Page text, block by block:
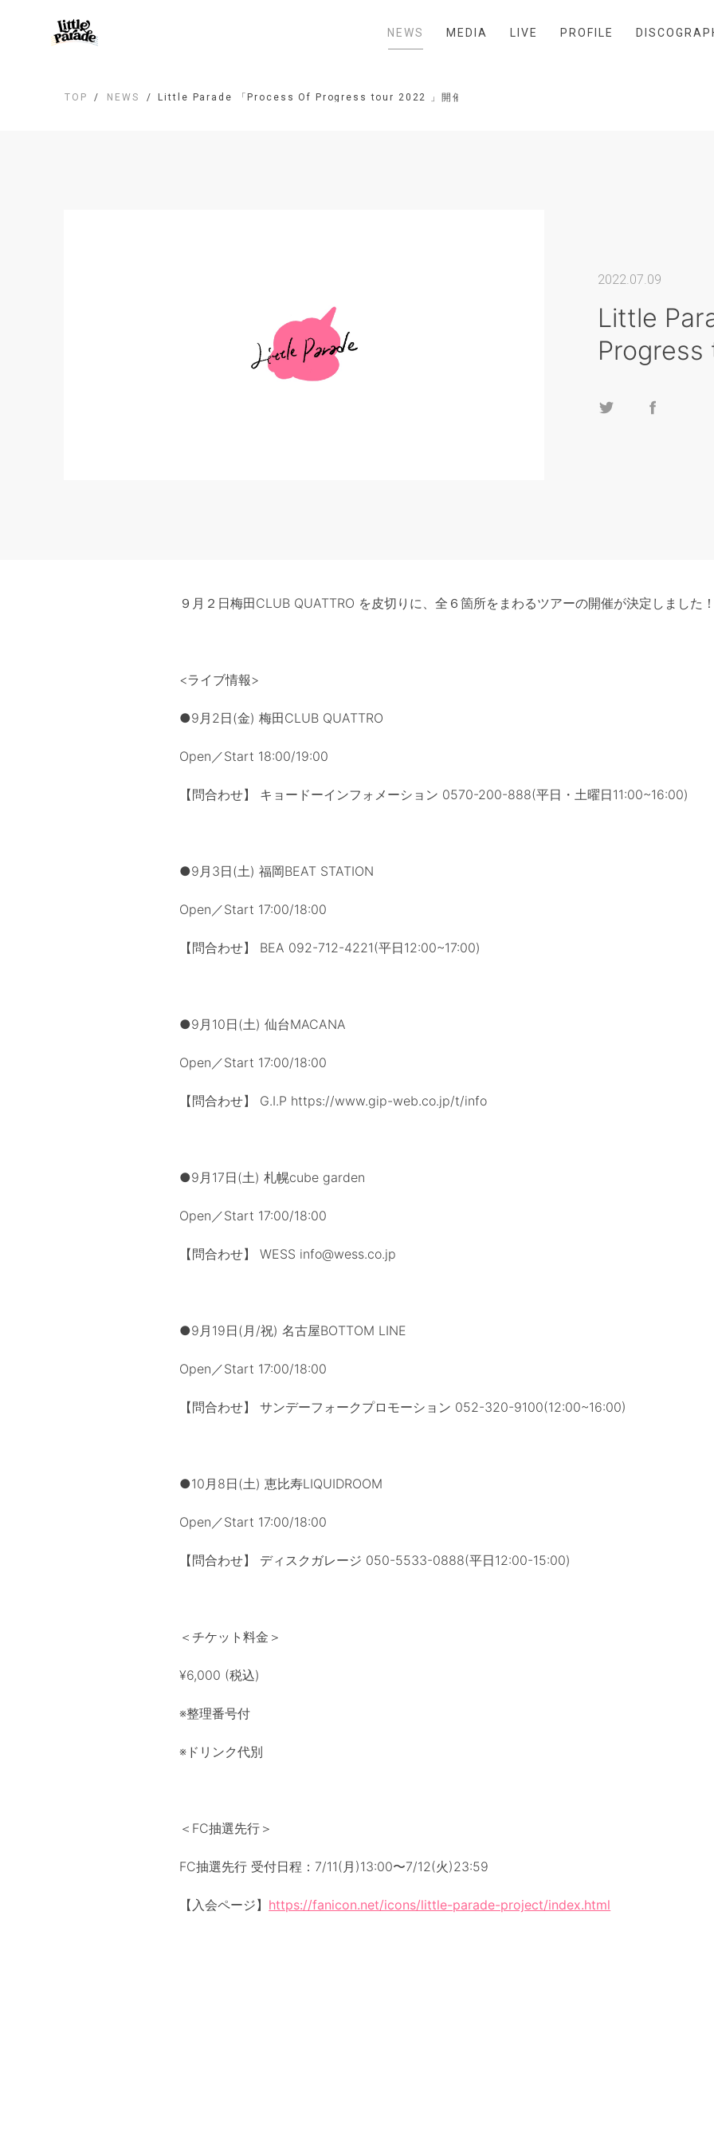
NEWS MEDIA LIVE PROFILE
TOP NEWS Little Parade 「Process Of Progress tour 2022 」開催決定！
2022.07.09
Little
９月２日梅田CLUB QUATTRO を皮切りに、全６箇所をまわるツアーの開催が決定しました
<ライブ情報>
●9月2日(金) 梅田CLUB QUATTRO
Open／Start 18:00/19:00
【問合わせ】 キョードーインフォメーション 0570-200-888(平日・土曜日11:00~16:00)
●9月3日(土) 福岡BEAT STATION
Open／Start 17:00/18:00
【問合わせ】 BEA 092-712-4221(平日12:00~17:00)
●9月10日(土) 仙台MACANA
Open／Start 17:00/18:00
【問合わせ】 G.I.P https://www.gip-web.co.jp/t/info
●9月17日(土) 札幌cube garden
Open／Start 17:00/18:00
【問合わせ】 WESS info@wess.co.jp
●9月19日(月/祝) 名古屋BOTTOM LINE
Open／Start 17:00/18:00
【問合わせ】 サンデーフォークプロモーション 052-320-9100(12:00~16:00)
●10月8日(土) 恵比寿LIQUIDROOM
Open／Start 17:00/18:00
【問合わせ】 ディスクガレージ 050-5533-0888(平日12:00-15:00)
＜チケット料金＞
¥6,000 (税込)
※整理番号付
※ドリンク代別
＜FC抽選先行＞
FC抽選先行 受付日程：7/11(月)13:00〜7/12(火)23:59
【入会ページ】 https://fanicon.net/icons/little-parade-project/index.html